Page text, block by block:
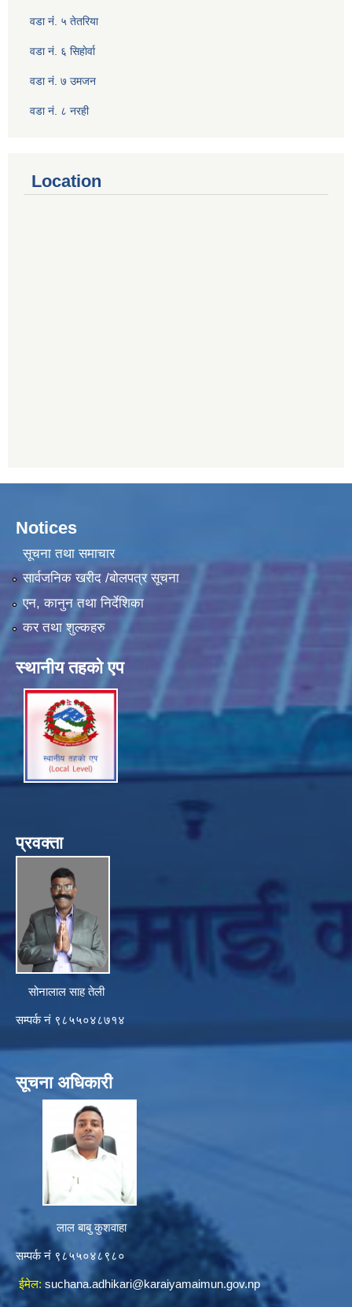
वडा नंं. ५ तेतरिया
वडा नं. ६ सिहाेर्वा
वडा नं. ७ उमजन
वडा नं. ८ नरही
Location
Notices
सूचना तथा समाचार
सार्वजनिक खरीद /बोलपत्र सूचना
एन, कानुन तथा निर्देशिका
कर तथा शुल्कहरु
स्थानीय तहको एप
प्रवक्ता
सोनालाल साह तेली
सम्पर्क नं ९८५५०४८७१४
सूचना अधिकारी
लाल बाबु कुशवाहा
सम्पर्क नं ९८५५०४८९८०
ईमेल: suchana.adhikari@karaiyamaimun.gov.np